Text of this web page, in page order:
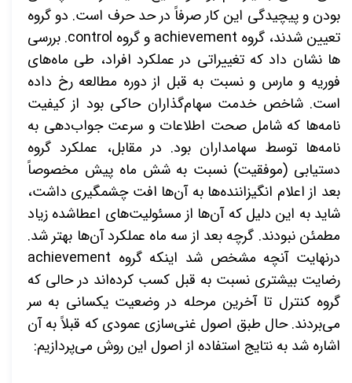
بودن و پیچیدگی این کار صرفاً در حد حرف است. دو گروه
تعیین شدند، گروه achievement و گروه control. بررسی­‌
ها نشان داد که تغییراتی در عملکرد افراد، طی ماه­‌های
فوریه و مارس و نسبت به قبل از دوره مطالعه رخ داده
است. شاخص خدمت سهام‌گذاران حاکی بود از کیفیت
نامه‌­ها که شامل صحت اطلاعات و سرعت جواب­‌دهی به
نامه‌­ها توسط سهامداران بود. در مقابل، عملکرد گروه
دستیابی (موفقیت) نسبت به شش ماه پیش مخصوصاً
بعد از اعلام انگیزاننده‌­ها به آن‌ها افت چشمگیری داشت،
شاید به این دلیل که آن‌ها از مسئولیت­‌های اعطاشده زیاد
مطمئن نبودند. گرچه بعد از سه ماه عملکرد آن‌ها بهتر شد.
درنهایت آنچه مشخص شد اینکه گروه achievement
رضایت بیشتری نسبت به قبل کسب کرده‌­اند در حالی که
گروه کنترل تا آخرین مرحله در وضعیت یکسانی به سر
می‌­بردند. حال طبق اصول غنی‌سازی عمودی که قبلاً به آن
اشاره شد به نتایج استفاده از اصول این روش می‌‌­پردازیم: